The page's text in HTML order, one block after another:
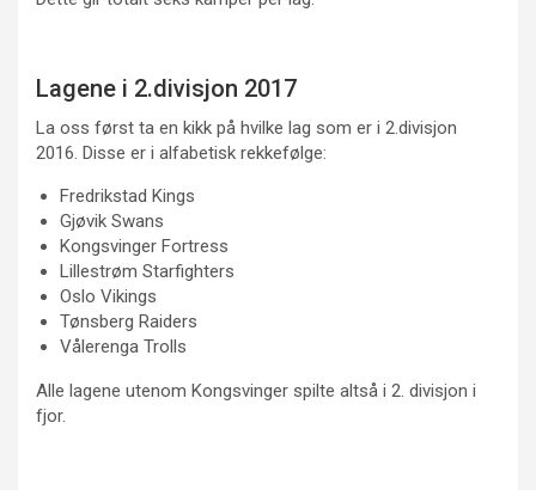
Lagene i 2.divisjon 2017
La oss først ta en kikk på hvilke lag som er i 2.divisjon
2016. Disse er i alfabetisk rekkefølge:
Fredrikstad Kings
Gjøvik Swans
Kongsvinger Fortress
Lillestrøm Starfighters
Oslo Vikings
Tønsberg Raiders
Vålerenga Trolls
Alle lagene utenom Kongsvinger spilte altså i 2. divisjon i
fjor.